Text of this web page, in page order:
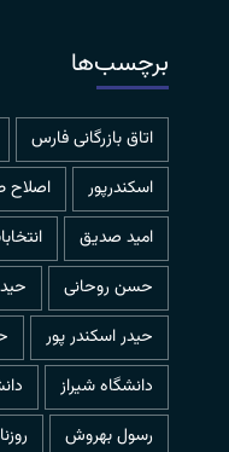
برچسب‌ها
اتاق بازرگانی فارس
اسکندرپور
اصلاح
امید صدیق
حسن روحانی
حیدر اسکندر پور
دانشگاه شیراز
رسول بهروش